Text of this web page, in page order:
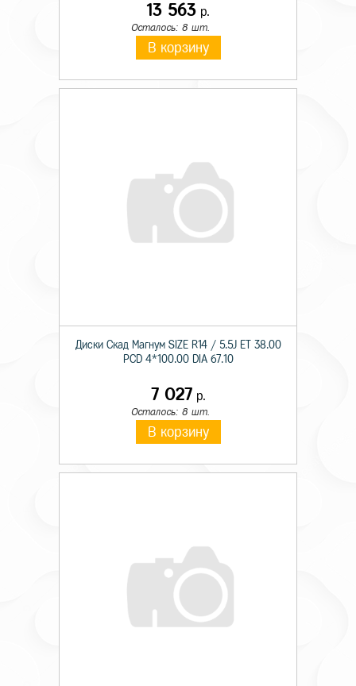
13 563 р.
Осталось: 8 шт.
В корзину
Диски Скад Магнум SIZE R14 / 5.5J ET 38.00
PCD 4*100.00 DIA 67.10
7 027 р.
Осталось: 8 шт.
В корзину